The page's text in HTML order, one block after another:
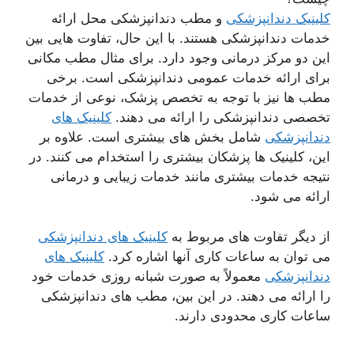
کلینیک دندانپزشکی و مطب دندانپزشکی محل ارائه
خدمات دندانپزشکی هستند. با این حال، تفاوت هایی بین
این دو مرکز درمانی وجود دارد. برای مثال مطب مکانی
برای ارائه خدمات عمومی دندانپزشکی است. برخی
مطب ها نیز با توجه به تخصص پزشک، نوعی از خدمات
تخصصی دندانپزشکی را ارائه می دهند. کلینیک های
دندانپزشکی شامل بخش های بیشتری است. علاوه بر
این، کلینیک ها پزشکان بیشتری را استخدام می کنند. در
نتیجه خدمات بیشتری مانند خدمات زیبایی و درمانی
ارائه می شود.
از دیگر تفاوت های مربوط به کلینیک های دندانپزشکی
می توان به ساعات کاری آنها اشاره کرد. کلینیک های
دندانپزشکی معمولاً به صورت شبانه روزی خدمات خود
را ارائه می دهند. در این بین، مطب های دندانپزشکی
ساعات کاری محدودی دارند.